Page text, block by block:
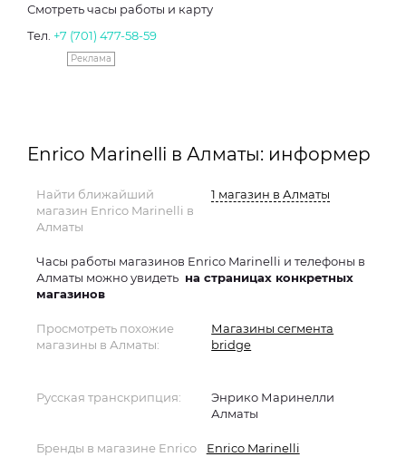
Смотреть часы работы и карту
Тел. +7 (701) 477-58-59
Реклама
Enrico Marinelli в Алматы: информер
Найти ближайший
магазин Enrico Marinelli в
Алматы
1 магазин в Алматы
Часы работы магазинов Enrico Marinelli и телефоны в
Алматы можно увидеть на страницах конкретных
магазинов
Просмотреть похожие
магазины в Алматы:
Магазины сегмента
bridge
Русская транскрипция:
Энрико Маринелли
Алматы
Бренды в магазине Enrico Enrico Marinelli